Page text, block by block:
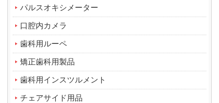
パルスオキシメーター
口腔内カメラ
歯科用ルーペ
矯正歯科用製品
歯科用インスツルメント
チェアサイド用品